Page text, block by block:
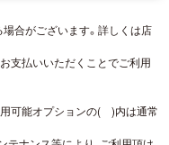
合がございます。詳しくは店
支払いいただくことでご利用
用可能オプションの( )内は通常